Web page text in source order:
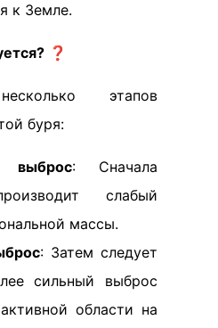
к Земле.
❓
этапов
буря:
выброс: Сначала
слабый
массы.
: Затем следует
сильный выброс
области на